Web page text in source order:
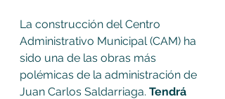
La construcción del Centro
Administrativo Municipal (CAM) ha
sido una de las obras más
polémicas de la administración de
Juan Carlos Saldarriaga. Tendrá